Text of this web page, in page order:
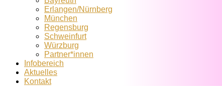
Erlangen/Nürnberg
München
Regensburg
Schweinfurt
Würzburg
Partner*innen
Infobereich
Aktuelles
Kontakt